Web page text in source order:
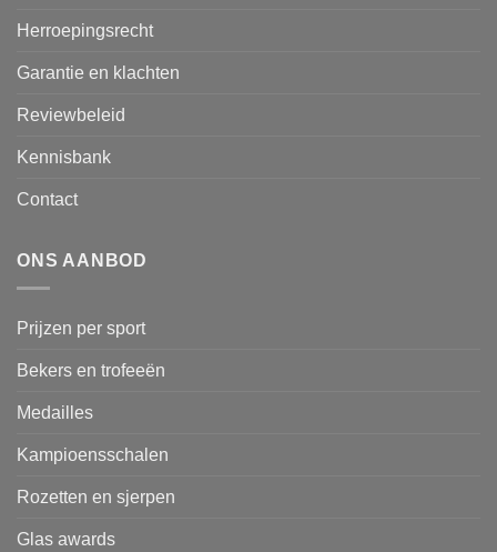
Herroepingsrecht
Garantie en klachten
Reviewbeleid
Kennisbank
Contact
ONS AANBOD
Prijzen per sport
Bekers en trofeeën
Medailles
Kampioensschalen
Rozetten en sjerpen
Glas awards